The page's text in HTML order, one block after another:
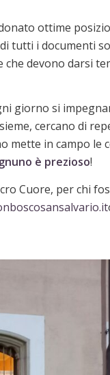
ottime
tutti i documenti
devono darsi
giorno si
cercano di
mette in campo le
è prezioso!
Cuore, per chi